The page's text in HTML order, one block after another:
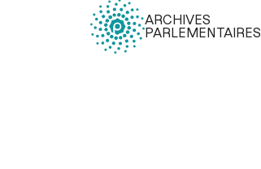
ARCHIVES
PARLEMENTAIRES